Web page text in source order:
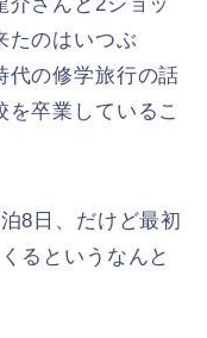
たのはいつぶ
代の修学旅行の話
を卒業しているこ
8日、だけど最初
るというなんと